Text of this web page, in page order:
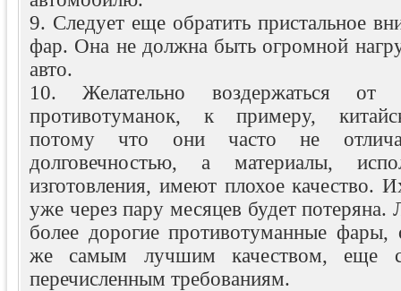
9. Следует еще обратить пристальное
фар. Она не должна быть огромной
авто.
10. Желательно воздержаться от
противотуманок, к примеру,
потому что они часто не
долговечностью, а материалы,
изготовления, имеют плохое качество.
уже через пару месяцев будет потеряна.
более дорогие противотуманные
же самым лучшим качеством, еще
перечисленным требованиям.